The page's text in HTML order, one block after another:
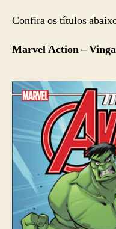
Confira os títulos
Marvel Action –